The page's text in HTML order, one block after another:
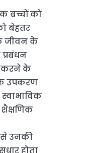
बच्चों को
बेहतर
जीवन के
करने के
उपकरण
स्वाभाविक
उनकी
होता